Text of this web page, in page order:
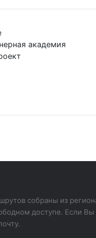
академия
собраны из
доступе. Если